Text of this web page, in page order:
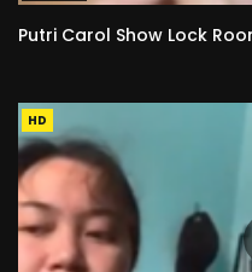
Putri Carol Show Lock
HD